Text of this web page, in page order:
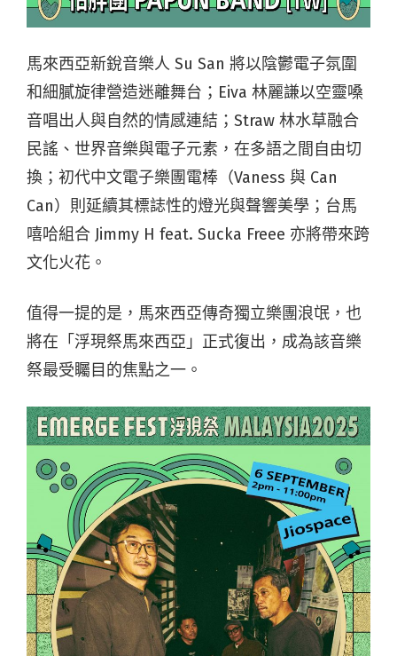
馬來西亞新銳音樂人 Su San 將以陰鬱電子氛圍
和細膩旋律營造迷離舞台；Eiva 林麗謙以空靈嗓
音唱出人與自然的情感連結；Straw 林水草融合
民謠、世界音樂與電子元素，在多語之間自由切
換；初代中文電子樂團電棒（Vaness 與 Can
Can）則延續其標誌性的燈光與聲響美學；台馬
嘻哈組合 Jimmy H feat. Sucka Freee 亦將帶來跨
文化火花。
值得一提的是，馬來西亞傳奇獨立樂團浪氓，也
將在「浮現祭馬來西亞」正式復出，成為該音樂
祭最受矚目的焦點之一。